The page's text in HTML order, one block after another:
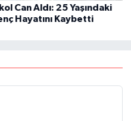
Can Aldı: 25 Yaşındaki
Hayatını Kaybetti